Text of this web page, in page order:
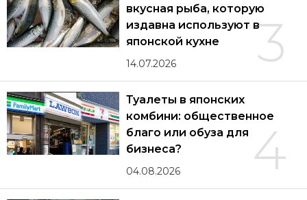
3
вкусная рыба, которую
издавна используют в
японской кухне
14.07.2026
4
Туалеты в японских
комбини: общественное
благо или обуза для
бизнеса?
04.08.2026